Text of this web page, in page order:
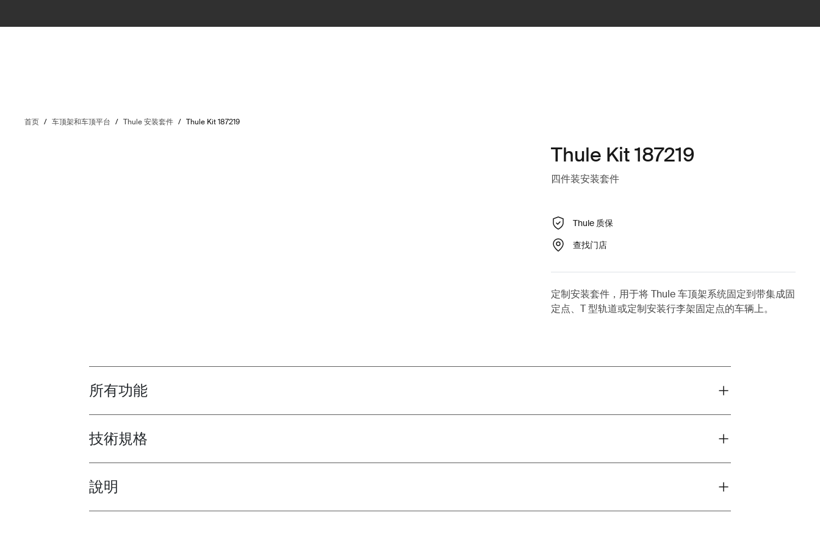
首页 / 车顶架和车顶平台 / Thule 安装套件 / Thule Kit 187219
Thule Kit 187219
四件装安装套件
Thule 质保
查找门店
定制安装套件，用于将 Thule 车顶架系统固定到带集成固
定点、T 型轨道或定制安装行李架固定点的车辆上。
Toggle features
所有功能
Toggle techspec
技術規格
Toggle guides and instructions
說明